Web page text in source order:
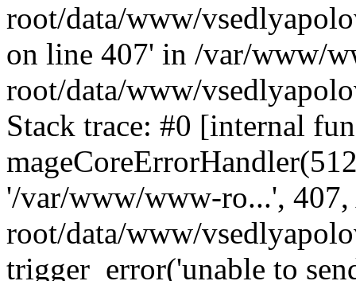
root/data/www/
on line 407' in /var/www/
root/data/www/
Stack trace: #0 [internal
'/var/www/www-ro...',
root/data/www/
trigger_error('unable to